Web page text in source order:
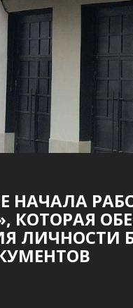
НАЧАЛА
КОТОРАЯ
ЛИЧНОСТИ